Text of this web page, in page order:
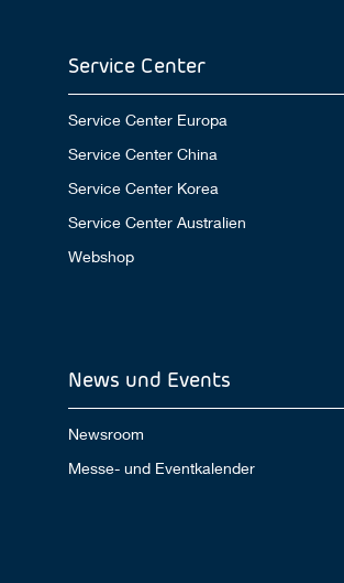
Service Center
Service Center Europa
Service Center China
Service Center Korea
Service Center Australien
Webshop
News und Events
Newsroom
Messe- und Eventkalender